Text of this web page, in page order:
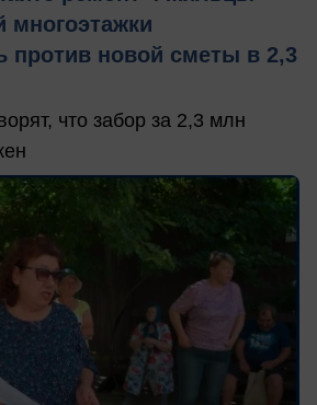
многоэтажки
против новой сметы в 2,3
что забор за 2,3 млн